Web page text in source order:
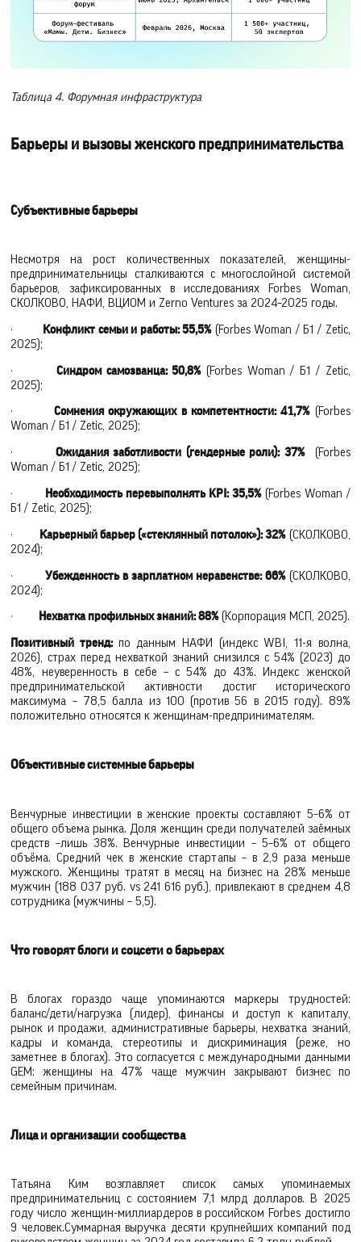
Таблица 4. Форумная инфраструктура
Барьеры и вызовы женского предпринимательства
Субъективные барьеры
Несмотря на рост количественных показателей, женщины-
предпринимательницы сталкиваются с многослойной системой
барьеров, зафиксированных в исследованиях Forbes Woman,
СКОЛКОВО, НАФИ, ВЦИОМ и Zerno Ventures за 2024–2025 годы.
· Конфликт семьи и работы: 55,5%(Forbes Woman / Б1 / Zetic,
2025);
· Синдром самозванца: 50,8%(Forbes Woman / Б1 / Zetic,
2025);
· Сомнения окружающих в компетентности: 41,7%(Forbes
Woman / Б1 / Zetic, 2025);
· Ожидания заботливости (гендерные роли): 37%(Forbes
Woman / Б1 / Zetic, 2025);
· Необходимость перевыполнять KPI: 35,5%(Forbes Woman /
Б1 / Zetic, 2025);
· Карьерный барьер («стеклянный потолок»): 32%(СКОЛКОВО,
2024);
· Убежденность в зарплатном неравенстве: 66%(СКОЛКОВО,
2024);
· Нехватка профильных знаний: 88%(Корпорация МСП, 2025).
Позитивный тренд: по данным НАФИ (индекс WBI, 11-я волна,
2026), страх перед нехваткой знаний снизился с 54% (2023) до
48%, неуверенность в себе – с 54% до 43%. Индекс женской
предпринимательской активности достиг исторического
максимума – 78,5 балла из 100 (против 56 в 2015 году). 89%
положительно относятся к женщинам-предпринимателям.
Объективные системные барьеры
Венчурные инвестиции в женские проекты составляют 5–6% от
общего объема рынка. Доля женщин среди получателей заёмных
средств –лишь 38%. Венчурные инвестиции – 5–6% от общего
объёма. Средний чек в женские стартапы – в 2,9 раза меньше
мужского. Женщины тратят в месяц на бизнес на 28% меньше
мужчин (188 037 руб. vs 241 616 руб.), привлекают в среднем 4,8
сотрудника (мужчины – 5,5).
Что говорят блоги и соцсети о барьерах
В блогах гораздо чаще упоминаются маркеры трудностей:
баланс/дети/нагрузка (лидер), финансы и доступ к капиталу,
рынок и продажи, административные барьеры, нехватка знаний,
кадры и команда, стереотипы и дискриминация (реже, но
заметнее в блогах). Это согласуется с международными данными
GEM: женщины на 47% чаще мужчин закрывают бизнес по
семейным причинам.
Лица и организации сообщества
Татьяна Ким возглавляет список самых упоминаемых
предпринимательниц с состоянием 7,1 млрд долларов. В 2025
году число женщин-миллиардеров в российском Forbes достигло
9 человек.Суммарная выручка десяти крупнейших компаний под